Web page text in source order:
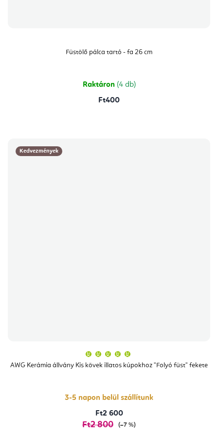
Füstölő pálca tartó - fa 26 cm
Raktáron (4 db)
Ft400
Kedvezmények
AWG Kerámia állvány Kis kövek illatos kúpokhoz "Folyó füst" fekete
átlagos
értékelése
csillag.
3-5 napon belül szállítunk
Ft2 600
Ft2 800 (–7 %)